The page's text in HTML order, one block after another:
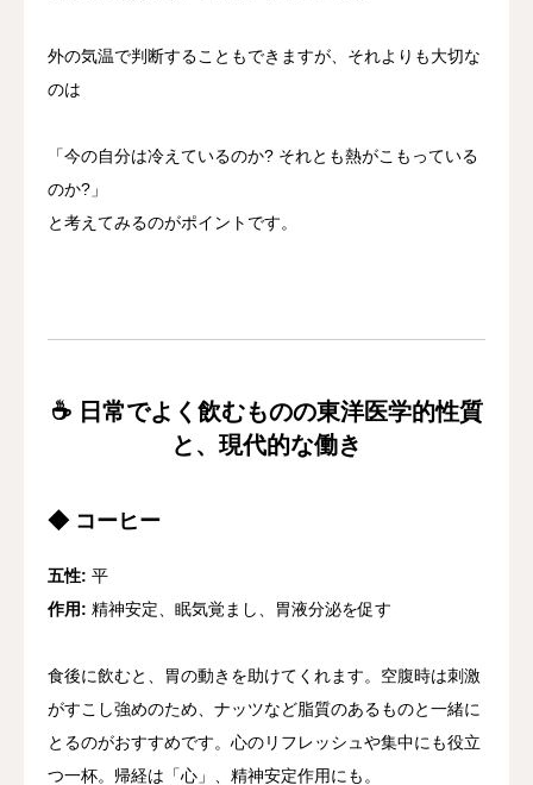
外の気温で判断することもできますが、それよりも大切な
のは
「今の自分は冷えているのか? それとも熱がこもっている
のか?」
と考えてみるのがポイントです。
☕ 日常でよく飲むものの東洋医学的性質
と、現代的な働き
◆ コーヒー
五性: 平
作用: 精神安定、眠気覚まし、胃液分泌を促す
食後に飲むと、胃の動きを助けてくれます。空腹時は刺激
がすこし強めのため、ナッツなど脂質のあるものと一緒に
とるのがおすすめです。心のリフレッシュや集中にも役立
つ一杯。帰経は「心」、精神安定作用にも。